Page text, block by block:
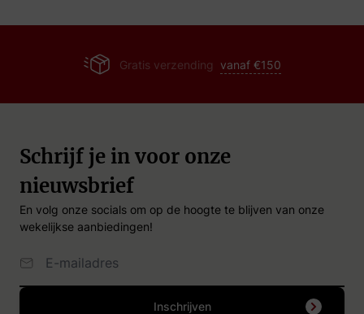
Gratis verzending vanaf €150
Schrijf je in voor onze
nieuwsbrief
En volg onze socials om op de hoogte te blijven van onze
wekelijkse aanbiedingen!
Inschrijven